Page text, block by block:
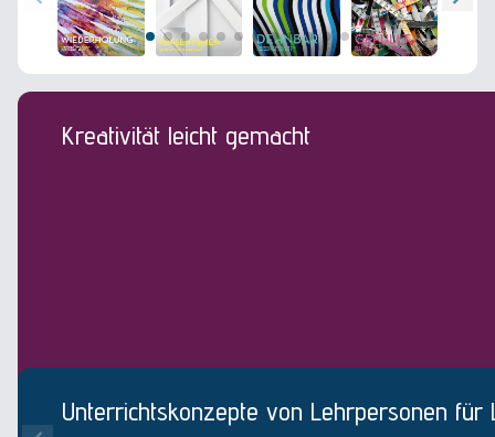
Kreativität leicht gemacht
Unterrichtskonzepte von Lehrpersonen für